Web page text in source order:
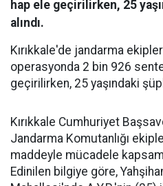
hap ele geçirilirken, 25
alındı.
Kırıkkale'de jandarma
operasyonda 2 bin 926
geçirilirken, 25 yaşındaki
Kırıkkale Cumhuriyet
Jandarma Komutanlığı
maddeyle mücadele
Edinilen bilgiye göre,